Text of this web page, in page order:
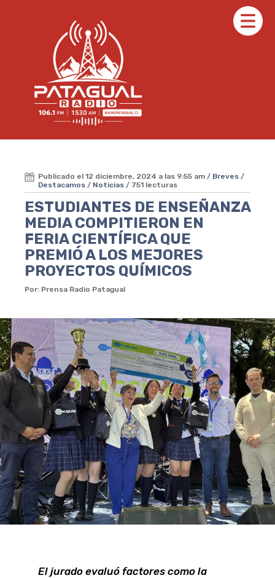
Publicado el 12 diciembre, 2024 a las 9:55 am / Breves /
Destacamos / Noticias / 751 lecturas
ESTUDIANTES DE ENSEÑANZA
MEDIA COMPITIERON EN
FERIA CIENTÍFICA QUE
PREMIÓ A LOS MEJORES
PROYECTOS QUÍMICOS
Por: Prensa Radio Patagual
El jurado evaluó factores como la